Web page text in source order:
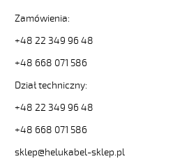
od
[kod:
10734].
HELUKABEL
https://www.static.helukabel-
JZ-
600
Kabel
Zamówienia:
+48 22 349 96 48
+48 668 071 586
Dział techniczny:
+48 22 349 96 48
+48 668 071 586
sklep@helukabel-sklep.pl